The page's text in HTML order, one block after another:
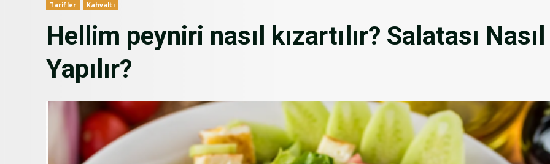
Tarifler Kahvaltı
Hellim peyniri nasıl kızartılır? Salatası Nasıl
Yapılır?